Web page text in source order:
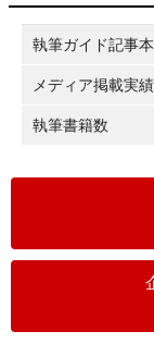
執筆ガイド記事
メディア掲載実績
執筆書籍数